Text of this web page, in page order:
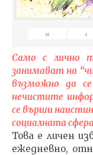
« ‹
Само с лично
занимават на
възможно да се
нечистите
се върши
социалната
Това е личен
ежедневно,